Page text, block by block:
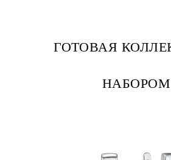
ГОТОВАЯ
НАБОРОМ